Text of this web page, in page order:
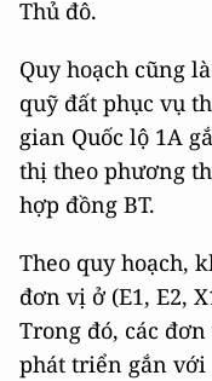
Thủ đô.
Quy hoạch cũng
quỹ đất phục vụ
gian Quốc lộ 1A
thị theo phương
hợp đồng BT.
Theo quy hoạch,
đơn vị ở (E1, E2,
Trong đó, các
phát triển gắn với